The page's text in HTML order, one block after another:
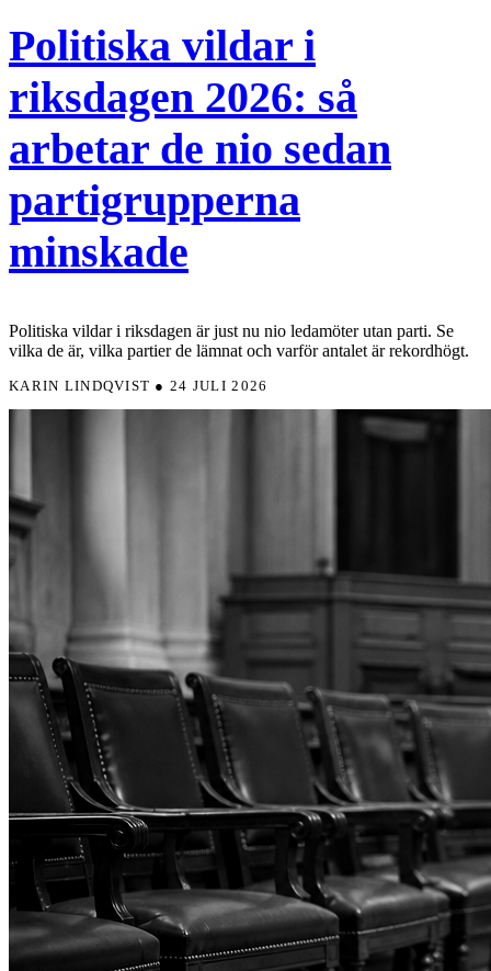
Politiska vildar i
riksdagen 2026: så
arbetar de nio sedan
partigrupperna
minskade
Politiska vildar i riksdagen är just nu nio ledamöter utan parti. Se
vilka de är, vilka partier de lämnat och varför antalet är rekordhögt.
KARIN LINDQVIST ● 24 JULI 2026